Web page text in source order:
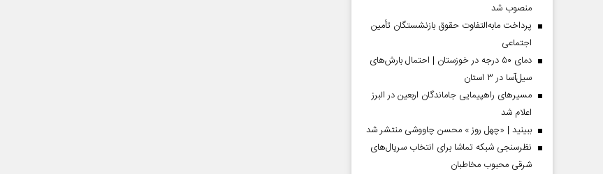
منصوب شد
پرداخت مابه‌التفاوت حقوق بازنشستگان تأمین
اجتماعی
دمای ۵۰ درجه در خوزستان | احتمال بارش‌های
سیل‌آسا در ۳ استان
مسیر‌های راهپیمایی جاماندگان اربعین در البرز
اعلام شد
ببینید | «چهل روز » محسن چاووشی منتشر شد
نظرسنجی شبکه تماشا برای انتخاب سریال‌های
شرقی محبوب مخاطبان